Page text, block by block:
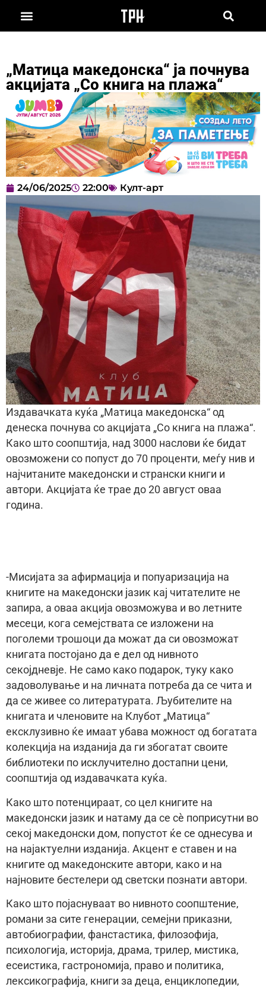
„Матица македонска“ ја почнува
акцијата „Со книга на плажа“
24/06/2025 22:00 Култ-арт
Издавачката куќа „Матица македонска“ од
денеска почнува со акцијата „Со книга на плажа“.
Како што соопштија, над 3000 наслови ќе бидат
овозможени со попуст до 70 проценти, меѓу нив и
најчитаните македонски и странски книги и
автори. Акцијата ќе трае до 20 август оваа
година.
-Мисијата за афирмација и попуаризација на
книгите на македонски јазик кај читателите не
запира, а оваа акција овозможува и во летните
месеци, кога семејствата се изложени на
поголеми трошоци да можат да си овозможат
книгата постојано да е дел од нивното
секојдневје. Не само како подарок, туку како
задоволување и на личната потреба да се чита и
да се живее со литературата. Љубителите на
книгата и членовите на Клубот „Матица“
ексклузивно ќе имаат убава можност од богатата
колекција на изданија да ги збогатат своите
библиотеки по исклучително достапни цени,
соопштија од издавачката куќа.
Како што потенцираат, со цел книгите на
македонски јазик и натаму да се сѐ поприсутни во
секој македонски дом, попустот ќе се однесува и
на најактуелни изданија. Акцент е ставен и на
книгите од македонските автори, како и на
најновите бестелери од светски познати автори.
Како што појаснуваат во нивното соопштение,
романи за сите генерации, семејни приказни,
автобиографии, фанстастика, филозофија,
психологија, историја, драма, трилер, мистика,
есеистика, гастрономија, право и политика,
лексикографија, книги за деца, енциклопедии,